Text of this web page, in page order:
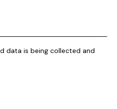
data is being collected and